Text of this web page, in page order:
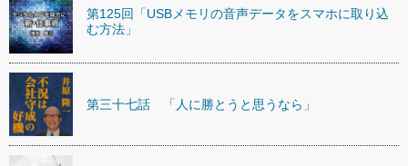
第125回「USBメモリの音声データをスマホに取り込
む方法」
第三十七話 「人に勝とうと思うなら」